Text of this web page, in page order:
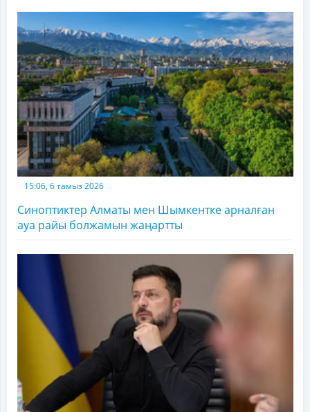
15:06, 6 тамыз 2026
Синоптиктер Алматы мен Шымкентке арналған
ауа райы болжамын жаңартты